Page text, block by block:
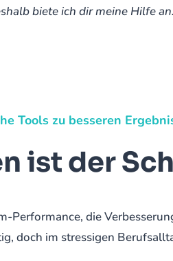
biete ich dir meine Hilfe
Tools zu besseren
ist der
Performance, die
doch im stressigen